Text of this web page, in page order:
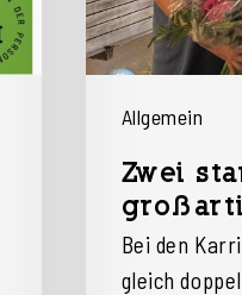
Allgemein
Zwei
Bei den
gleich